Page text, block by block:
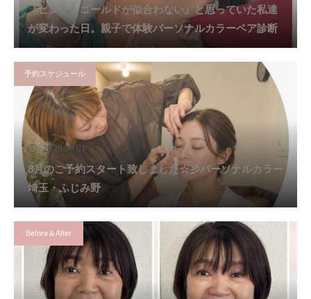
『ピンク・ゴールドが似合わない』と思っていた私達
が変わった日。親子で体験パーソナルカラーペア診断
予約スケジュール
2026.08.01
8月のご予約スタート致しました☆彡パーソナルカラー
埼玉・ふじみ野
Before＆After